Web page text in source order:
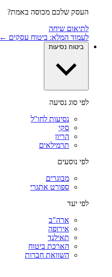
העסק שלכם מכוסה באמת?
לתיאום שיחה
לעמוד המלא: ביטוח עסקים ←
ביטוח נסיעות
לפי סוג נסיעה
נסיעות לחו"ל
סקי
הריון
תרמילאים
לפי נוסעים
מבוגרים
ספורט אתגרי
לפי יעד
ארה"ב
אירופה
תאילנד
הארכת ביטוח
השוואת חברות